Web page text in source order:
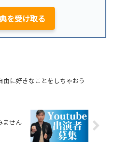
を受け取る
由に好きなことをしちゃおう
ません